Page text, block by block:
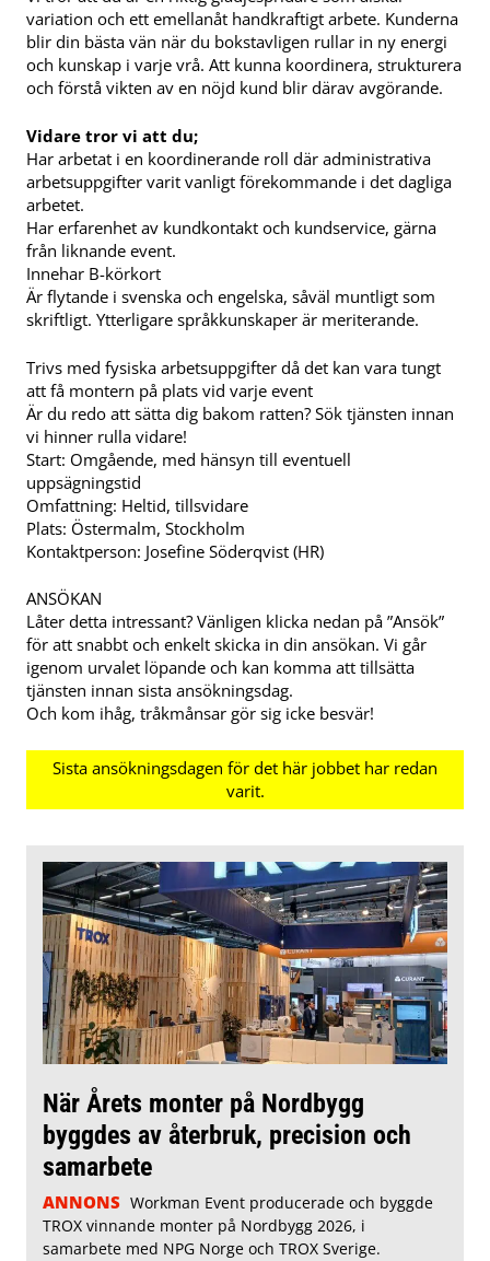
variation och ett emellanåt handkraftigt arbete. Kunderna
blir din bästa vän när du bokstavligen rullar in ny energi
och kunskap i varje vrå. Att kunna koordinera, strukturera
och förstå vikten av en nöjd kund blir därav avgörande.
Vidare tror vi att du;
Har arbetat i en koordinerande roll där administrativa
arbetsuppgifter varit vanligt förekommande i det dagliga
arbetet.
Har erfarenhet av kundkontakt och kundservice, gärna
från liknande event.
Innehar B-körkort
Är flytande i svenska och engelska, såväl muntligt som
skriftligt. Ytterligare språkkunskaper är meriterande.
Trivs med fysiska arbetsuppgifter då det kan vara tungt
att få montern på plats vid varje event
Är du redo att sätta dig bakom ratten? Sök tjänsten innan
vi hinner rulla vidare!
Start: Omgående, med hänsyn till eventuell
uppsägningstid
Omfattning: Heltid, tillsvidare
Plats: Östermalm, Stockholm
Kontaktperson: Josefine Söderqvist (HR)
ANSÖKAN
Låter detta intressant? Vänligen klicka nedan på ”Ansök”
för att snabbt och enkelt skicka in din ansökan. Vi går
igenom urvalet löpande och kan komma att tillsätta
tjänsten innan sista ansökningsdag.
Och kom ihåg, tråkmånsar gör sig icke besvär!
När Årets monter på Nordbygg
byggdes av återbruk, precision och
samarbete
ANNONS Workman Event producerade och byggde
TROX vinnande monter på Nordbygg 2026, i
samarbete med NPG Norge och TROX Sverige.